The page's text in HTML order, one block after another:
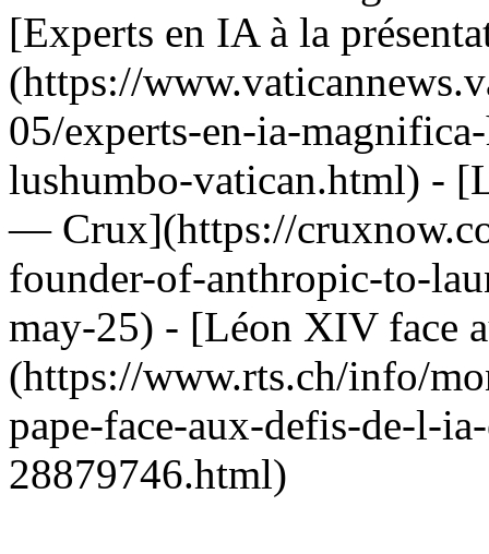
[Experts en IA à la
(https://
05/experts-en-ia-
lushumbo-vatican.html) -
— Crux](https://
founder-of-anthropic-to-
may-25) - [Léon XIV face
(https://www.rts.ch/info/
pape-face-aux-defis-de-l-
28879746.html)